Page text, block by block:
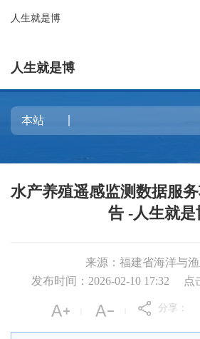
人生就是博
人生就是博
水产养殖遥感监测数据服
告 -人生就是
来源：福建省海洋与
发布时间：2026-02-10 17:32
点
分享：